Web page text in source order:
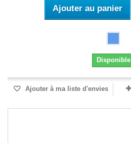
Ajouter au panier
Disponible
Ajouter à ma liste d'envies